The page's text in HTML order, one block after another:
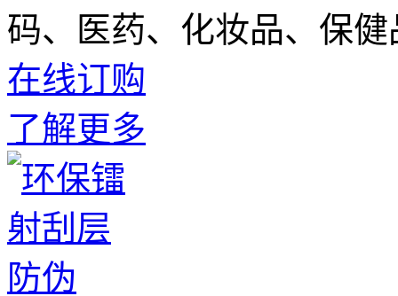
码、医药、化妆品、保
在线订购
了解更多